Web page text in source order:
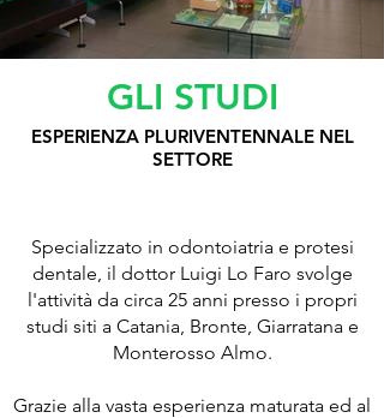
GLI STUDI
ESPERIENZA PLURIVENTENNALE NEL
SETTORE
Specializzato in odontoiatria e protesi
dentale, il dottor Luigi Lo Faro svolge
l'attività da circa 25 anni presso i propri
studi siti a Catania, Bronte, Giarratana e
Monterosso Almo.
Grazie alla vasta esperienza maturata ed al